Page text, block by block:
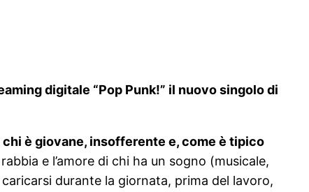
digitale “Pop Punk!” il nuovo singolo di
chi è giovane, insofferente e, come è tipico
e l’amore di chi ha un sogno (musicale,
durante la giornata, prima del lavoro,